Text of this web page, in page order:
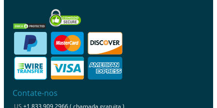
Contate-nos
US +1 833 909 2966 ( chamada gratuita )